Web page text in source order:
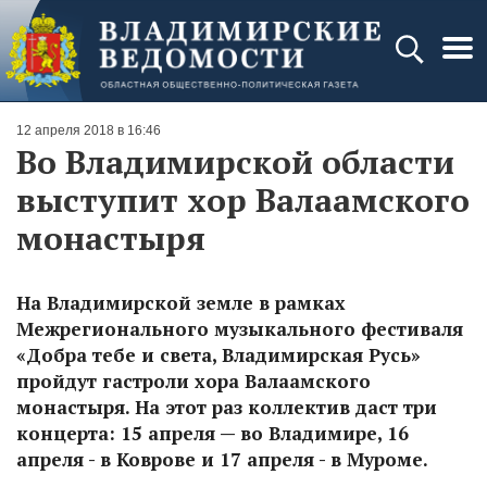
12 апреля 2018 в 16:46
Во Владимирской области
выступит хор Валаамского
монастыря
На Владимирской земле в рамках
Межрегионального музыкального фестиваля
«Добра тебе и света, Владимирская Русь»
пройдут гастроли хора Валаамского
монастыря. На этот раз коллектив даст три
концерта: 15 апреля — во Владимире, 16
апреля - в Коврове и 17 апреля - в Муроме.